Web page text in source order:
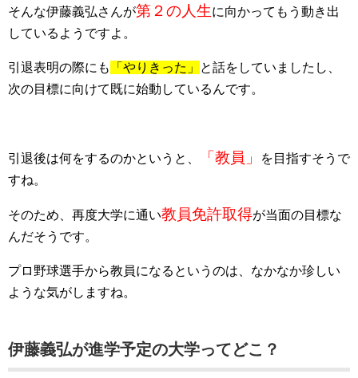
そんな伊藤義弘さんが第２の人生に向かってもう動き出
しているようですよ。
引退表明の際にも 「やりきった」
と話をしていましたし、
次の目標に向けて既に始動しているんです。
引退後は何をするのかというと、 「教員」
を目指すそうで
すね。
そのため、再度大学に通い教員免許取得が当面の目標な
んだそうです。
プロ野球選手から教員になるというのは、なかなか珍しい
ような気がしますね。
伊藤義弘が進学予定の大学ってどこ？